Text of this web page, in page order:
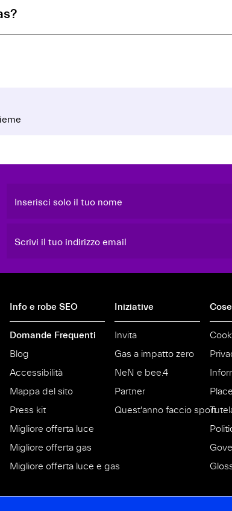
Inserisci solo il tuo nome
Scrivi il tuo indirizzo email
Info e robe SEO
Domande Frequenti
Blog
Accessibilità
Mappa del sito
Press kit
Migliore offerta luce
Migliore offerta gas
Migliore offerta luce e gas
Iniziative
Invita
Gas a impatto zero
NeN e bee.4
Partner
Quest'anno faccio sport